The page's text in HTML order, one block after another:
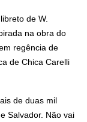
de W.
na obra do
regência de
de Chica Carelli
de duas mil
Salvador. Não vai